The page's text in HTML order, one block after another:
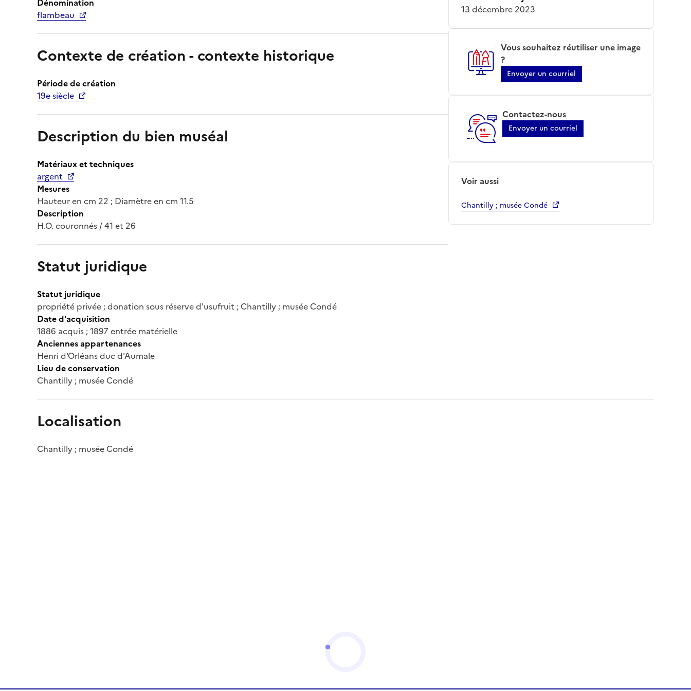
flambeau
Contexte de création - contexte historique
Période de création
19e siècle
Description du bien muséal
Matériaux et techniques
argent
Mesures
Hauteur en cm 22 ; Diamètre en cm 11.5
Description
H.O. couronnés / 41 et 26
Statut juridique
Statut juridique
propriété privée ; donation sous réserve d'usufruit ; Chantilly ; musée Condé
Date d'acquisition
1886 acquis ; 1897 entrée matérielle
Anciennes appartenances
Henri d'Orléans duc d'Aumale
Lieu de conservation
Chantilly ; musée Condé
13 décembre 2023
Vous souhaitez réutiliser une image
?
Envoyer un courriel
Contactez-nous
Envoyer un courriel
Voir aussi
Chantilly ; musée Condé
Localisation
Chantilly ; musée Condé